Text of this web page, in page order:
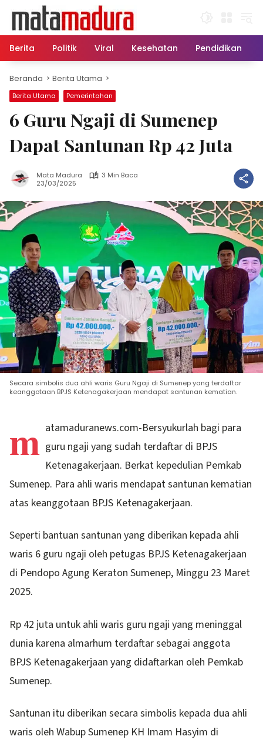
konten
Berita
Politik Viral Kesehatan Pendidikan
Beranda Berita Utama
Berita Utama Pemerintahan
6 Guru Ngaji di Sumenep
Dapat Santunan Rp 42 Juta
Mata Madura
3 Min Baca
23/03/2025
Secara simbolis dua ahli waris Guru Ngaji di Sumenep yang terdaftar
keanggotaan BPJS Ketenagakerjaan mendapat santunan kematian.
m atamaduranews.com-Bersyukurlah bagi para
guru ngaji yang sudah terdaftar di BPJS
Ketenagakerjaan. Berkat kepedulian Pemkab
Sumenep. Para ahli waris mendapat santunan kematian
atas keanggotaan BPJS Ketenagakerjaan.
Seperti bantuan santunan yang diberikan kepada ahli
waris 6 guru ngaji oleh petugas BPJS Ketenagakerjaan
di Pendopo Agung Keraton Sumenep, Minggu 23 Maret
2025.
Rp 42 juta untuk ahli waris guru ngaji yang meninggal
dunia karena almarhum terdaftar sebagai anggota
BPJS Ketenagakerjaan yang didaftarkan oleh Pemkab
Sumenep.
Santunan itu diberikan secara simbolis kepada dua ahli
waris oleh Wabup Sumenep KH Imam Hasyim di